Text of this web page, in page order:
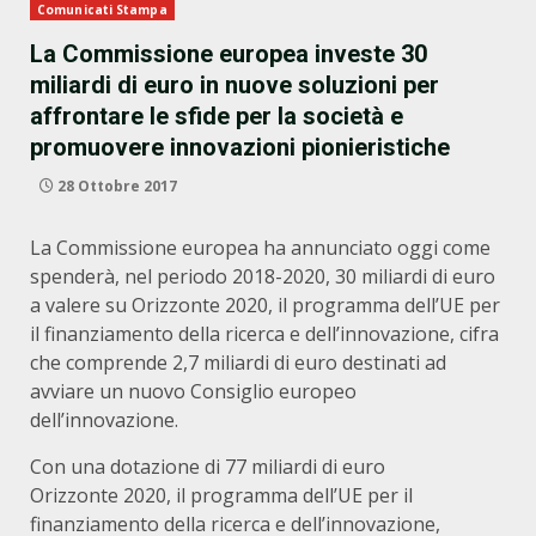
Comunicati Stampa
La Commissione europea investe 30
miliardi di euro in nuove soluzioni per
affrontare le sfide per la società e
promuovere innovazioni pionieristiche
28 Ottobre 2017
La Commissione europea ha annunciato oggi come
spenderà, nel periodo 2018-2020, 30 miliardi di euro
a valere su Orizzonte 2020, il programma dell’UE per
il finanziamento della ricerca e dell’innovazione, cifra
che comprende 2,7 miliardi di euro destinati ad
avviare un nuovo Consiglio europeo
dell’innovazione.
Con una dotazione di 77 miliardi di euro
Orizzonte 2020, il programma dell’UE per il
finanziamento della ricerca e dell’innovazione,